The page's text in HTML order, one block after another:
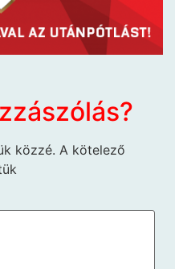
közzé. A kötelező